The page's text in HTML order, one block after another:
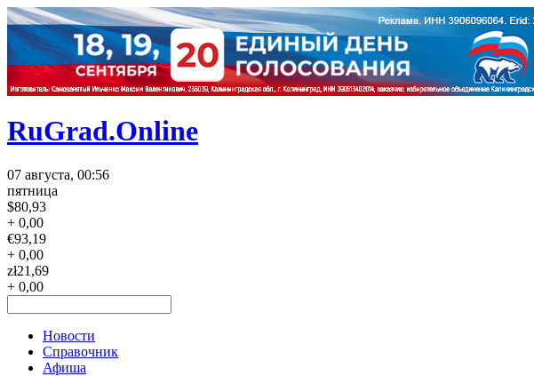
RuGrad.Online
07 августа, 00:56
пятница
$80,93
+ 0,00
€93,19
+ 0,00
zł21,69
+ 0,00
Новости
Справочник
Афиша